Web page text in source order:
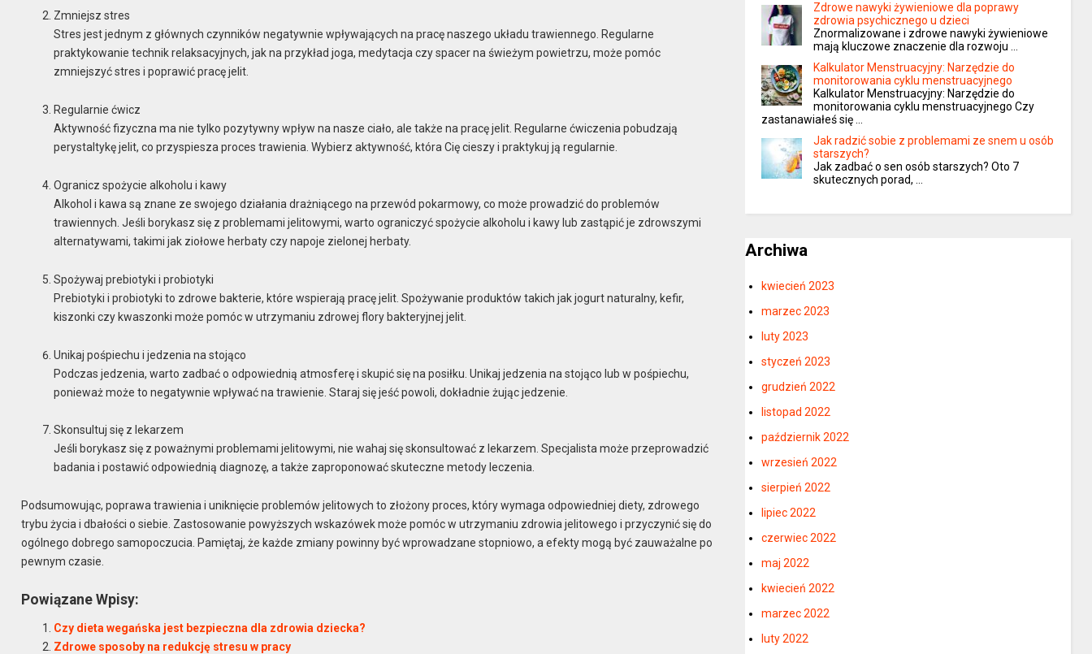
Zmniejsz stres
Stres jest jednym z głównych czynników negatywnie wpływających na pracę naszego układu trawiennego. Regularne
praktykowanie technik relaksacyjnych, jak na przykład joga, medytacja czy spacer na świeżym powietrzu, może pomóc
zmniejszyć stres i poprawić pracę jelit.
Regularnie ćwicz
Aktywność fizyczna ma nie tylko pozytywny wpływ na nasze ciało, ale także na pracę jelit. Regularne ćwiczenia pobudzają
perystaltykę jelit, co przyspiesza proces trawienia. Wybierz aktywność, która Cię cieszy i praktykuj ją regularnie.
Ogranicz spożycie alkoholu i kawy
Alkohol i kawa są znane ze swojego działania drażniącego na przewód pokarmowy, co może prowadzić do problemów
trawiennych. Jeśli borykasz się z problemami jelitowymi, warto ograniczyć spożycie alkoholu i kawy lub zastąpić je zdrowszymi
alternatywami, takimi jak ziołowe herbaty czy napoje zielonej herbaty.
Spożywaj prebiotyki i probiotyki
Prebiotyki i probiotyki to zdrowe bakterie, które wspierają pracę jelit. Spożywanie produktów takich jak jogurt naturalny, kefir,
kiszonki czy kwaszonki może pomóc w utrzymaniu zdrowej flory bakteryjnej jelit.
Unikaj pośpiechu i jedzenia na stojąco
Podczas jedzenia, warto zadbać o odpowiednią atmosferę i skupić się na posiłku. Unikaj jedzenia na stojąco lub w pośpiechu,
ponieważ może to negatywnie wpływać na trawienie. Staraj się jeść powoli, dokładnie żując jedzenie.
Skonsultuj się z lekarzem
Jeśli borykasz się z poważnymi problemami jelitowymi, nie wahaj się skonsultować z lekarzem. Specjalista może przeprowadzić
badania i postawić odpowiednią diagnozę, a także zaproponować skuteczne metody leczenia.
Podsumowując, poprawa trawienia i uniknięcie problemów jelitowych to złożony proces, który wymaga odpowiedniej diety, zdrowego
trybu życia i dbałości o siebie. Zastosowanie powyższych wskazówek może pomóc w utrzymaniu zdrowia jelitowego i przyczynić się do
ogólnego dobrego samopoczucia. Pamiętaj, że każde zmiany powinny być wprowadzane stopniowo, a efekty mogą być zauważalne po
pewnym czasie.
Powiązane Wpisy:
Czy dieta wegańska jest bezpieczna dla zdrowia dziecka?
Zdrowe sposoby na redukcję stresu w pracy
Zdrowe nawyki żywieniowe dla poprawy
zdrowia psychicznego u dzieci
Znormalizowane i zdrowe nawyki żywieniowe
mają kluczowe znaczenie dla rozwoju …
Kalkulator Menstruacyjny: Narzędzie do
monitorowania cyklu menstruacyjnego
Kalkulator Menstruacyjny: Narzędzie do
monitorowania cyklu menstruacyjnego Czy
zastanawiałeś się …
Jak radzić sobie z problemami ze snem u osób
starszych?
Jak zadbać o sen osób starszych? Oto 7
skutecznych porad, …
Archiwa
kwiecień 2023
marzec 2023
luty 2023
styczeń 2023
grudzień 2022
listopad 2022
październik 2022
wrzesień 2022
sierpień 2022
lipiec 2022
czerwiec 2022
maj 2022
kwiecień 2022
marzec 2022
luty 2022